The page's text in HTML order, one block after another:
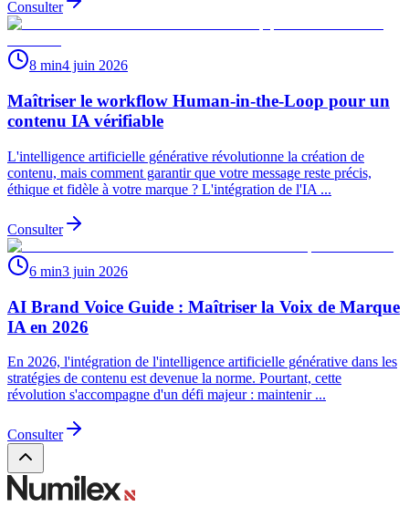
Consulter
8 min4 juin 2026
Maîtriser le workflow Human-in-the-Loop pour un
contenu IA vérifiable
L'intelligence artificielle générative révolutionne la création de
contenu, mais comment garantir que votre message reste précis,
éthique et fidèle à votre marque ? L'intégration de l'IA ...
Consulter
6 min3 juin 2026
AI Brand Voice Guide : Maîtriser la Voix de Marque
IA en 2026
En 2026, l'intégration de l'intelligence artificielle générative dans les
stratégies de contenu est devenue la norme. Pourtant, cette
révolution s'accompagne d'un défi majeur : maintenir ...
Consulter